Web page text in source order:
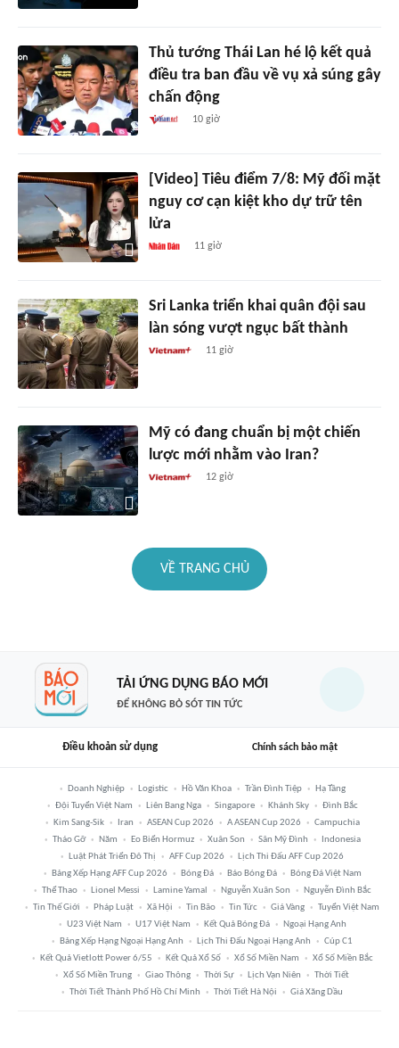
Thủ tướng Thái Lan hé lộ kết quả
điều tra ban đầu về vụ xả súng gây
chấn động
10 giờ
[Video] Tiêu điểm 7/8: Mỹ đối mặt
nguy cơ cạn kiệt kho dự trữ tên
lửa
11 giờ
Sri Lanka triển khai quân đội sau
làn sóng vượt ngục bất thành
11 giờ
Mỹ có đang chuẩn bị một chiến
lược mới nhằm vào Iran?
12 giờ
VỀ TRANG CHỦ
TẢI ỨNG DỤNG BÁO MỚI
ĐỂ KHÔNG BỎ SÓT TIN TỨC
Điều khoản sử dụng Chính sách bảo mật
Doanh Nghiệp Logistic Hồ Văn Khoa Trần Đình Tiệp
Hạ Tầng
Đội Tuyển Việt Nam
Liên Bang Nga Singapore Khánh Sky
Đình Bắc
Kim Sang-Sik
Iran ASEAN Cup 2026 A ASEAN Cup 2026
Campuchia
Tháo Gỡ
Năm Eo Biển Hormuz Xuân Son Sân Mỹ Đình
Indonesia
Luật Phát Triển Đô Thị
AFF Cup 2026
Lịch Thi Đấu AFF Cup 2026
Bảng Xếp Hạng AFF Cup 2026
Bóng Đá Báo Bóng Đá
Bóng Đá Việt Nam
Thể Thao
Lionel Messi Lamine Yamal Nguyễn Xuân Son
Nguyễn Đình Bắc
Tin Thế Giới
Pháp Luật Xã Hội Tin Bão Tin Tức Giá Vàng
Tuyển Việt Nam
U23 Việt Nam
U17 Việt Nam Kết Quả Bóng Đá
Ngoại Hạng Anh
Bảng Xếp Hạng Ngoại Hạng Anh
Lịch Thi Đấu Ngoại Hạng Anh
Cúp C1
Kết Quả Vietlott Power 6/55
Kết Quả Xổ Số Xổ Số Miền Nam
Xổ Số Miền Bắc
Xổ Số Miền Trung
Giao Thông Thời Sự Lịch Vạn Niên
Thời Tiết
Thời Tiết Thành Phố Hồ Chí Minh
Thời Tiết Hà Nội Giá Xăng Dầu